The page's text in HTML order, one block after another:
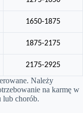
1650-1875
1875-2175
2175-2925
Należy
na karmę w
lub chorób.